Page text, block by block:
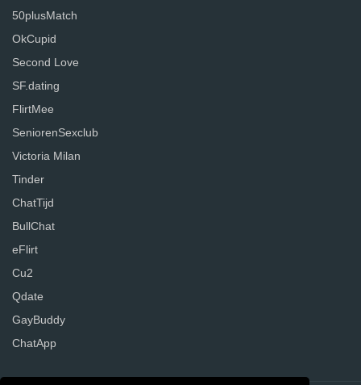
50plusMatch
OkCupid
Second Love
SF.dating
FlirtMee
SeniorenSexclub
Victoria Milan
Tinder
ChatTijd
BullChat
eFlirt
Cu2
Qdate
GayBuddy
ChatApp